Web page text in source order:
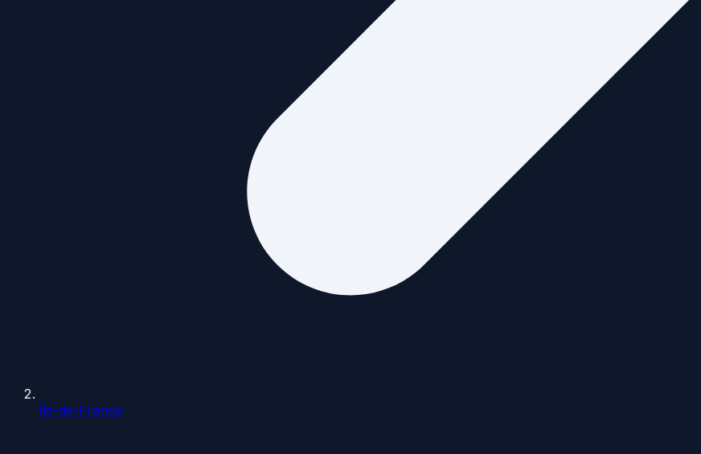
Île-de-France